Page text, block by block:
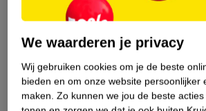
Over dit product
Productinformatie
Etiketinformatie
We waarderen je privacy
Wij gebruiken cookies om je de beste
bieden en om onze website persoonlijker
maken. Zo kunnen we jou de beste